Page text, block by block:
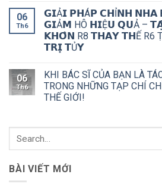
06
Th6
𝗚𝗜Ả𝗜 𝗣𝗛Á𝗣 𝗖𝗛Ỉ𝗡𝗛 𝗡𝗛𝗔
𝗚𝗜Ả𝗠 HÔ 𝗛𝗜Ệ𝗨 𝗤𝗨Ả –
𝗞𝗛𝗢̂𝗡 R8 𝗧𝗛𝗔𝗬 𝗧𝗛Ế R6
𝗧𝗥𝗜̣ 𝗧Ủ𝗬
06
Th6
KHI BÁC SĨ CỦA BẠN LÀ
TRONG NHỮNG TẠP CHÍ
THẾ GIỚI!
BÀI VIẾT MỚI